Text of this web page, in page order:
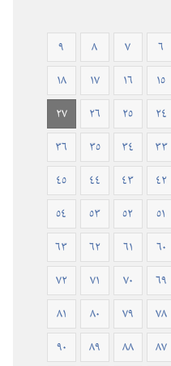
٢٠١٩)‏
٦ ٧ ٨
٩
١٥ ١٦ ١٧
١٨
٢٤ ٢٥ ٢٦
٢٧
٣٣ ٣٤ ٣٥
٣٦
٤٢ ٤٣ ٤٤
٤٥
٥١ ٥٢ ٥٣
٥٤
٦٠ ٦١ ٦٢
٦٣
٦٩ ٧٠ ٧١
٧٢
٧٨ ٧٩ ٨٠
٨١
٨٧ ٨٨ ٨٩
٩٠